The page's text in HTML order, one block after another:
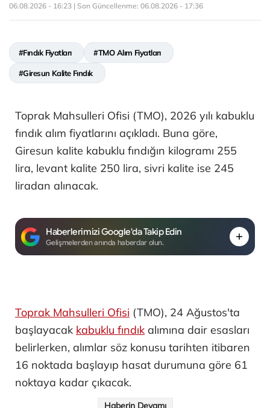
06.08.2026 - 16:23 | Son Güncellenme: 06.08.2026 - 17:36
#Fındık Fiyatları #TMO Alım Fiyatları
#Giresun Kalite Fındık
Toprak Mahsulleri Ofisi (TMO), 2026 yılı kabuklu
fındık alım fiyatlarını açıkladı. Buna göre,
Giresun kalite kabuklu fındığın kilogramı 255
lira, levant kalite 250 lira, sivri kalite ise 245
liradan alınacak.
Haberlerimizi Google'da Takip Edin
Gelişmelerden anında haberdar olun.
Toprak Mahsulleri Ofisi (TMO), 24 Ağustos'ta
başlayacak kabuklu fındık alımına dair esasları
belirlerken, alımlar söz konusu tarihten itibaren
16 noktada başlayıp hasat durumuna göre 61
noktaya kadar çıkacak.
Haberin Devamı